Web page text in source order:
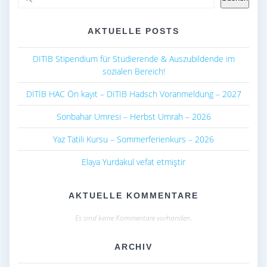
AKTUELLE POSTS
DITIB Stipendium für Studierende & Auszubildende im
sozialen Bereich!
DİTİB HAC Ön kayıt – DITIB Hadsch Voranmeldung – 2027
Sonbahar Umresi – Herbst Umrah – 2026
Yaz Tatili Kursu – Sommerferienkurs – 2026
Elaya Yurdakul vefat etmiştir
AKTUELLE KOMMENTARE
Es sind keine Kommentare vorhanden.
ARCHIV